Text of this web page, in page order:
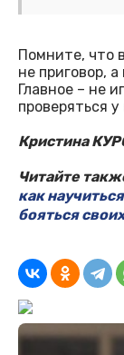
Помните, что
не приговор,
Главное – не
проверяться
Кристина
Читайте
как
бояться